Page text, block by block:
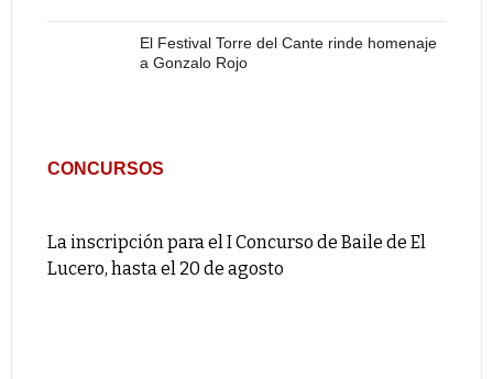
El Festival Torre del Cante rinde homenaje
a Gonzalo Rojo
CONCURSOS
La inscripción para el I Concurso de Baile de El
Lucero, hasta el 20 de agosto